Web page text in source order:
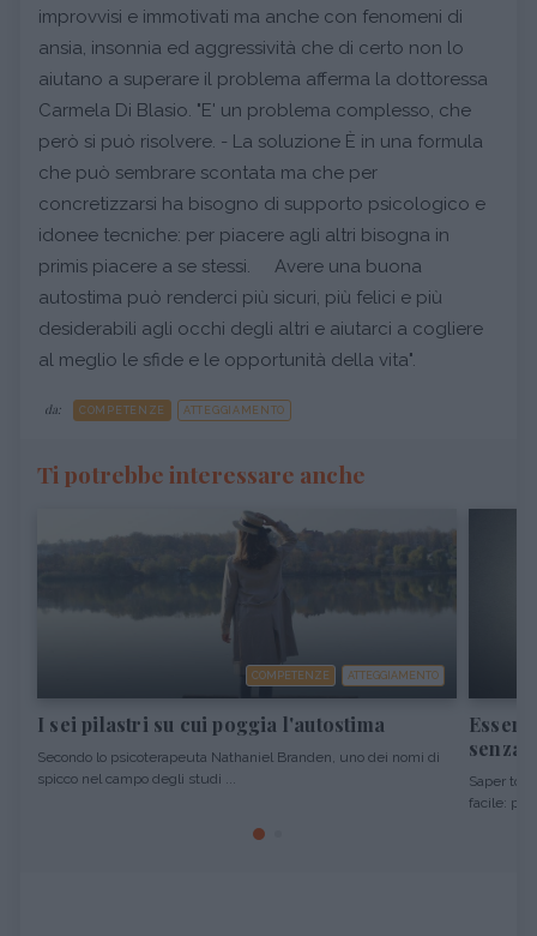
improvvisi e immotivati ma anche con fenomeni di
ansia, insonnia ed aggressività che di certo non lo
aiutano a superare il problema afferma la dottoressa
Carmela Di Blasio. "E' un problema complesso, che
però si può risolvere. - La soluzione È in una formula
che può sembrare scontata ma che per
concretizzarsi ha bisogno di supporto psicologico e
idonee tecniche: per piacere agli altri bisogna in
primis piacere a se stessi. Avere una buona
autostima può renderci più sicuri, più felici e più
desiderabili agli occhi degli altri e aiutarci a cogliere
al meglio le sfide e le opportunità della vita".
da: COMPETENZE ATTEGGIAMENTO
Ti potrebbe interessare anche
COMPETENZE ATTEGGIAMENTO
I sei pilastri su cui poggia l'autostima
Secondo lo psicoterapeuta Nathaniel Branden, uno dei nomi di
spicco nel campo degli studi ...
senza
Saper
facile: per